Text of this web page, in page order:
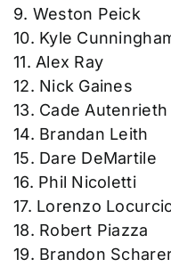
9. Weston Peick
10. Kyle
11. Alex Ray
12. Nick Gaines
13. Cade Autenrieth
14. Brandan Leith
15. Dare DeMartile
16. Phil Nicoletti
17. Lorenzo
18. Robert Piazza
19. Brandon